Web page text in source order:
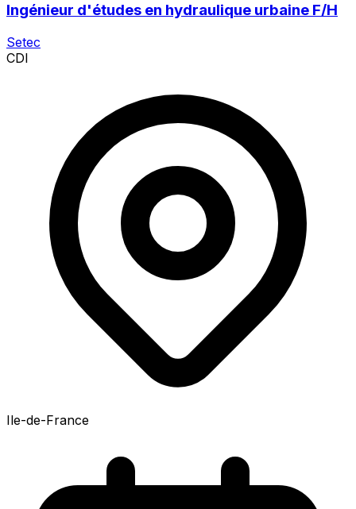
Ingénieur d'études en hydraulique urbaine F/H
Setec
CDI
Ile-de-France